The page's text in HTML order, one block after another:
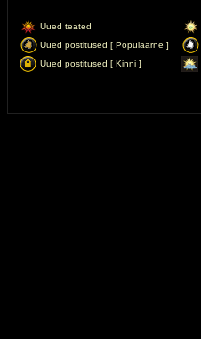
Uued teated
Uued postitused [ Populaarne ]
Uued postitused [ Kinni ]